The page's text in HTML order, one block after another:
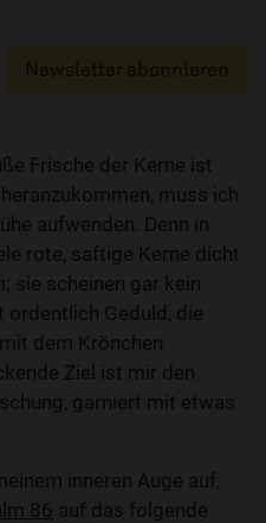
Newsletter abonnieren
Frische der Kerne ist
muss ich
aufwenden. Denn in
rote, saftige Kerne dicht
sie scheinen gar kein
ordentlich Geduld, die
dem Krönchen
Ziel ist mir den
garniert mit etwas
inneren Auge auf,
86 auf das folgende